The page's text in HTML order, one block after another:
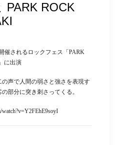
PARK ROCK
催されるロックフェス「PARK
に出演
声で人間の弱さと強さを表現す
部分に突き刺さってくる。
watch?v=Y2FEhE9soyI